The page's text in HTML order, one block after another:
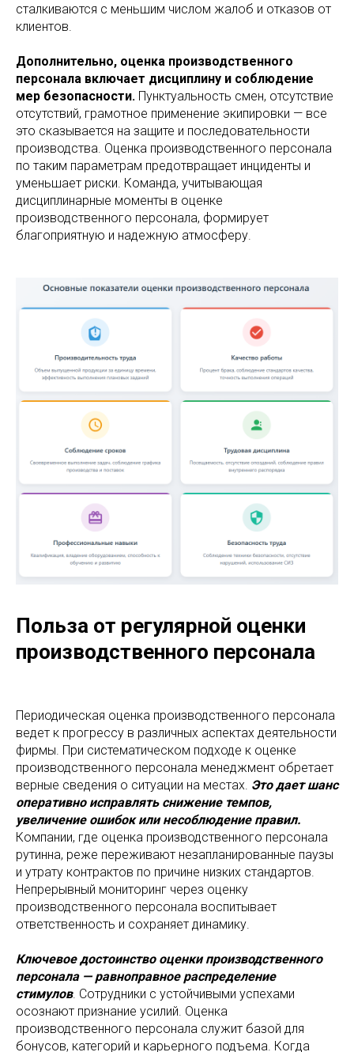
сталкиваются с меньшим числом жалоб и отказов от
клиентов.
Дополнительно, оценка производственного
персонала включает дисциплину и соблюдение
мер безопасности. Пунктуальность смен, отсутствие
отсутствий, грамотное применение экипировки — все
это сказывается на защите и последовательности
производства. Оценка производственного персонала
по таким параметрам предотвращает инциденты и
уменьшает риски. Команда, учитывающая
дисциплинарные моменты в оценке
производственного персонала, формирует
благоприятную и надежную атмосферу.
Польза от регулярной оценки
производственного персонала
Периодическая оценка производственного персонала
ведет к прогрессу в различных аспектах деятельности
фирмы. При систематическом подходе к оценке
производственного персонала менеджмент обретает
верные сведения о ситуации на местах. Это дает шанс
оперативно исправлять снижение темпов,
увеличение ошибок или несоблюдение правил.
Компании, где оценка производственного персонала
рутинна, реже переживают незапланированные паузы
и утрату контрактов по причине низких стандартов.
Непрерывный мониторинг через оценку
производственного персонала воспитывает
ответственность и сохраняет динамику.
Ключевое достоинство оценки производственного
персонала — равноправное распределение
стимулов. Сотрудники с устойчивыми успехами
осознают признание усилий. Оценка
производственного персонала служит базой для
бонусов, категорий и карьерного подъема. Когда